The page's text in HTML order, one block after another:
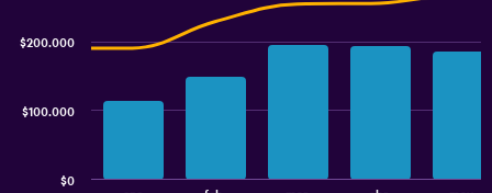
to
$0
$100.000
$200.000